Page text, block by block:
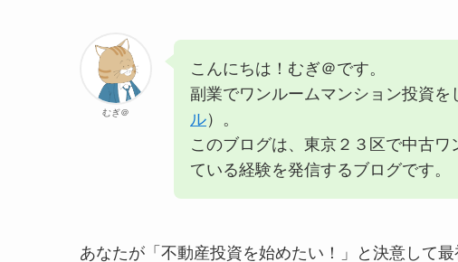
むぎ＠
こんにちは！むぎ＠です。
副業でワンルームマンション投資
ル）。
このブログは、東京２３区で中古
ている経験を発信するブログです。
あなたが「不動産投資を始めたい！」と決意して